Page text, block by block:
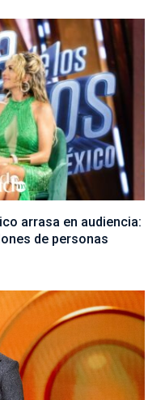
arrasa en audiencia:
de personas